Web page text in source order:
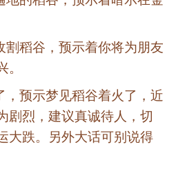
割稻谷，预示着你将为朋友
，预示梦见稻谷着火了，近
剧烈，建议真诚待人，切
大跌。另外大话可别说得